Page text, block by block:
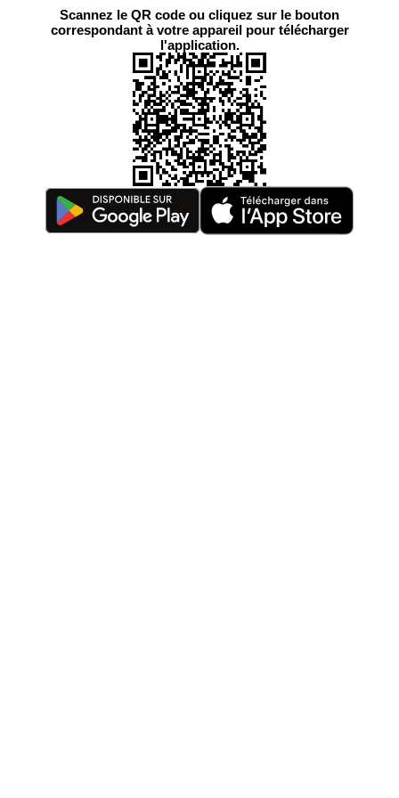
Scannez le QR code ou cliquez sur le bouton
correspondant à votre appareil pour télécharger
l'application.